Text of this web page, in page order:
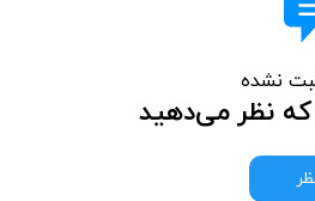
نشده
که نظر می‌دهید